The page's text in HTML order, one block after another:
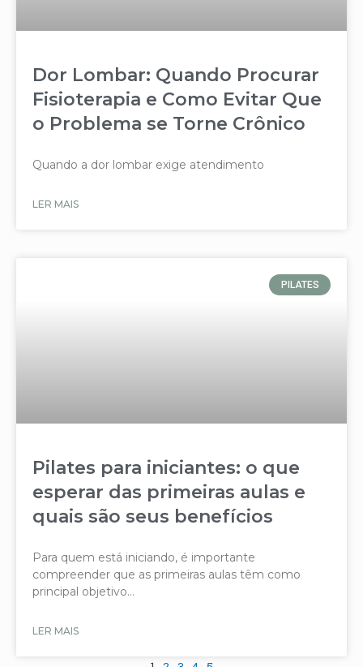
Dor Lombar: Quando Procurar
Fisioterapia e Como Evitar Que
o Problema se Torne Crônico
Quando a dor lombar exige atendimento
LER MAIS
PILATES
Pilates para iniciantes: o que
esperar das primeiras aulas e
quais são seus benefícios
Para quem está iniciando, é importante
compreender que as primeiras aulas têm como
principal objetivo…
LER MAIS